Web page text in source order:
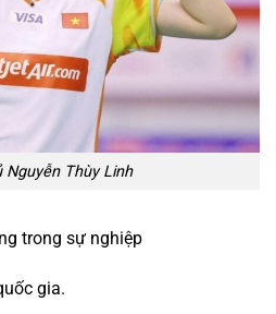
Nguyễn Thùy Linh
trong sự nghiệp
gia.